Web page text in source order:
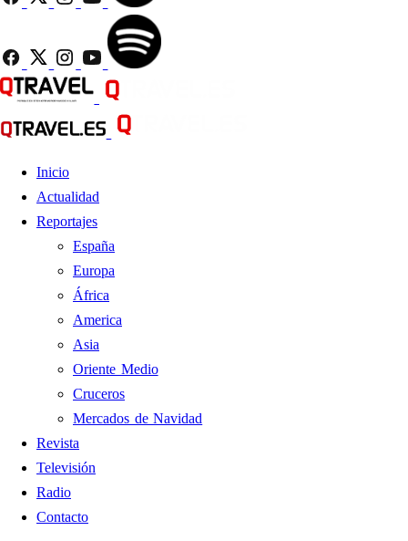
Inicio
Actualidad
Reportajes
España
Europa
África
America
Asia
Oriente Medio
Cruceros
Mercados de Navidad
Revista
Televisión
Radio
Contacto